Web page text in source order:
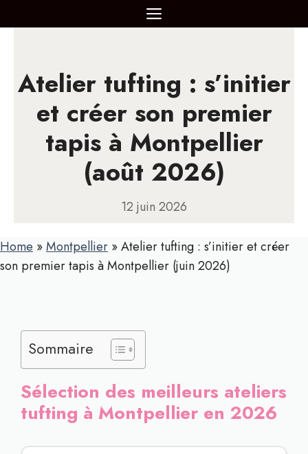
au
MENU
Atelier tufting : s’initier
et créer son premier
tapis à Montpellier
(août 2026)
12 juin 2026
Home »Montpellier »Atelier tufting : s’initier et créer
son premier tapis à Montpellier (juin 2026)
Sommaire
Sélection des meilleurs ateliers
tufting à Montpellier en 2026